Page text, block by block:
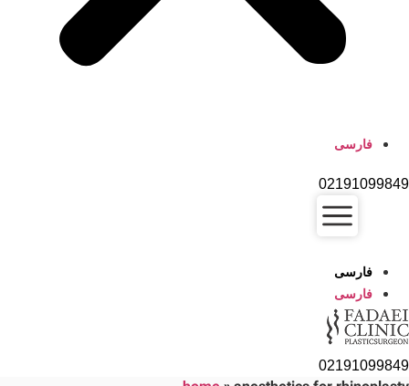
فارسی
02191099849
فارسی
فارسی
02191099849